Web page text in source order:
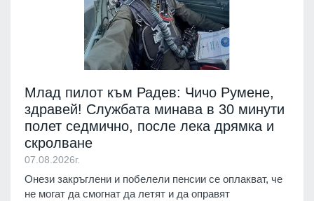
Млад пилот към Радев: Чичо Румене,
здравей! Службата минава в 30 минути
полет седмично, после лека дрямка и
скролване
07.08.2026г.
Онези закръглени и побелели пенсии се оплакват, че
не могат да смогнат да летят и да оправят